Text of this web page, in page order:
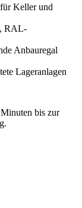
Keller und
RAL-
Anbauregal
Lageranlagen
bis zur